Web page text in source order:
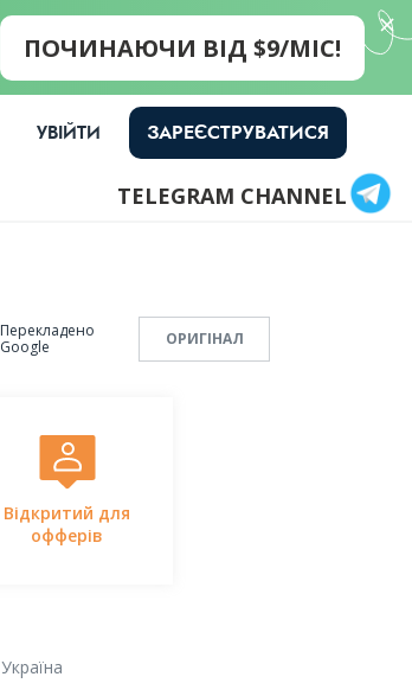
ПОЧИНАЮЧИ ВІД $9/МІС!
УВІЙТИ ЗАРЕЄСТРУВАТИСЯ
TELEGRAM CHANNEL
Перекладено
Google
ОРИГІНАЛ
Відкритий для
офферів
Україна